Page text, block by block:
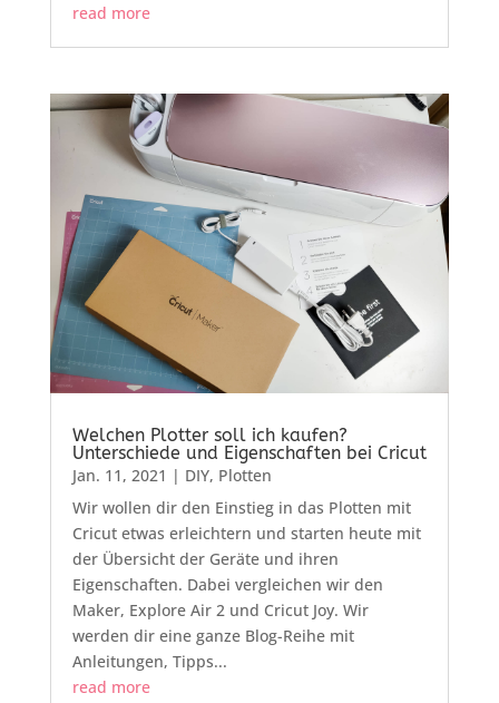
read more
Welchen Plotter soll ich kaufen?
Unterschiede und Eigenschaften bei Cricut
Jan. 11, 2021 | DIY, Plotten
Wir wollen dir den Einstieg in das Plotten mit
Cricut etwas erleichtern und starten heute mit
der Übersicht der Geräte und ihren
Eigenschaften. Dabei vergleichen wir den
Maker, Explore Air 2 und Cricut Joy. Wir
werden dir eine ganze Blog-Reihe mit
Anleitungen, Tipps...
read more